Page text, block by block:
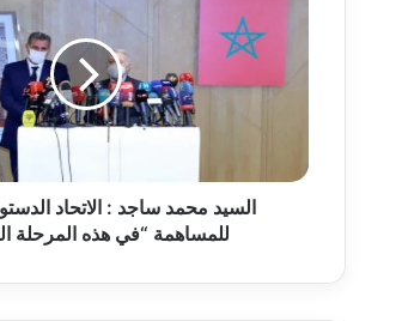
“في
السيد محمد ساجد : الاتحاد
للمساهمة “في هذه المرحلة